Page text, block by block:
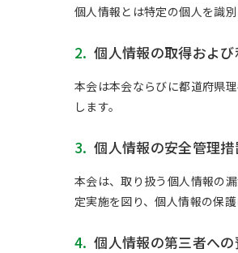
個人情報とは特定の個人を識
2. 個人情報の取得およ
本会は本会ならびに都道府県
します。
3. 個人情報の安全管理措
本会は、取り扱う個人情報の
定実施を図り、個人情報の保護
4. 個人情報の第三者へ